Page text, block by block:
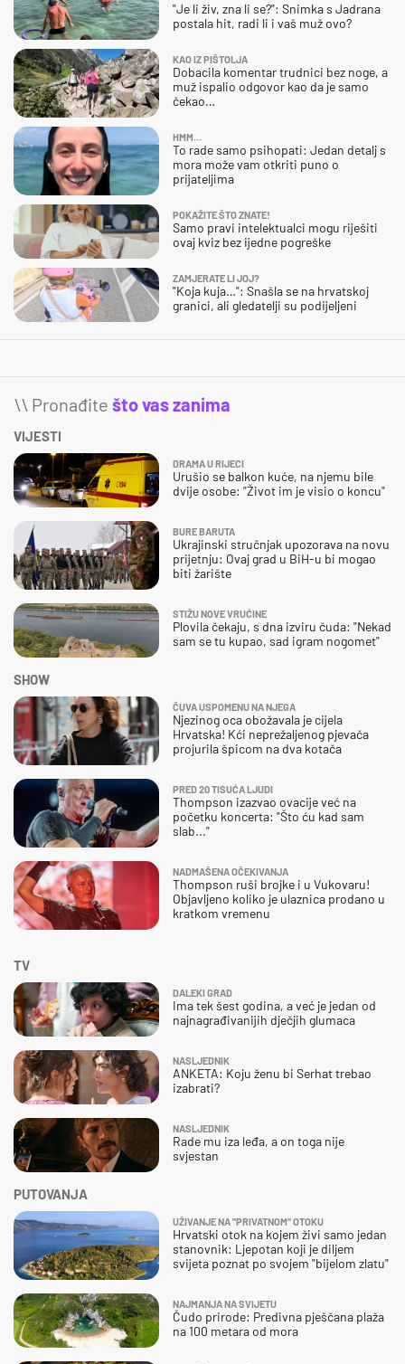
"Je li živ, zna li se?": Snimka s Jadrana
postala hit, radi li i vaš muž ovo?
KAO IZ PIŠTOLJA
Dobacila komentar trudnici bez noge, a
muž ispalio odgovor kao da je samo
čekao…
HMM…
To rade samo psihopati: Jedan detalj s
mora može vam otkriti puno o
prijateljima
POKAŽITE ŠTO ZNATE!
Samo pravi intelektualci mogu riješiti
ovaj kviz bez ijedne pogreške
ZAMJERATE LI JOJ?
"Koja kuja…": Snašla se na hrvatskoj
granici, ali gledatelji su podijeljeni
\\ Pronađite što vas zanima
VIJESTI
DRAMA U RIJECI
Urušio se balkon kuće, na njemu bile
dvije osobe: "Život im je visio o koncu"
BURE BARUTA
Ukrajinski stručnjak upozorava na novu
prijetnju: Ovaj grad u BiH-u bi mogao
biti žarište
STIŽU NOVE VRUĆINE
Plovila čekaju, s dna izviru čuda: "Nekad
sam se tu kupao, sad igram nogomet"
SHOW
ČUVA USPOMENU NA NJEGA
Njezinog oca obožavala je cijela
Hrvatska! Kći neprežaljenog pjevača
projurila špicom na dva kotača
PRED 20 TISUĆA LJUDI
Thompson izazvao ovacije već na
početku koncerta: "Što ću kad sam
slab..."
NADMAŠENA OČEKIVANJA
Thompson ruši brojke i u Vukovaru!
Objavljeno koliko je ulaznica prodano u
kratkom vremenu
TV
DALEKI GRAD
Ima tek šest godina, a već je jedan od
najnagrađivanijih dječjih glumaca
NASLJEDNIK
ANKETA: Koju ženu bi Serhat trebao
izabrati?
NASLJEDNIK
Rade mu iza leđa, a on toga nije
svjestan
PUTOVANJA
UŽIVANJE NA "PRIVATNOM" OTOKU
Hrvatski otok na kojem živi samo jedan
stanovnik: Ljepotan koji je diljem
svijeta poznat po svojem "bijelom zlatu"
NAJMANJA NA SVIJETU
Čudo prirode: Predivna pješčana plaža
na 100 metara od mora